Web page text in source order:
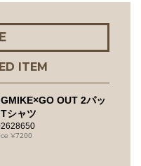
ITEM
OUT 2パッ
シャツ
7200